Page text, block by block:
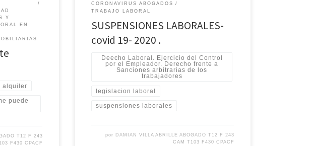
Y
EN
alquiler
puede
T12 F 243
F430 CPACF
CORONAVIRUS ABOGADOS
TRABAJO LABORAL
SUSPENSIONES LABORALES-
covid 19- 2020 .
Deecho Laboral. Ejercicio del Control
por el Empleador. Derecho frente a
Sanciones arbitrarias de los
trabajadores
legislacion laboral
suspensiones laborales
por DAMIAN VILLA ABRILLE ABOGADO T12 F 243
CAM T103 F430 CPACF